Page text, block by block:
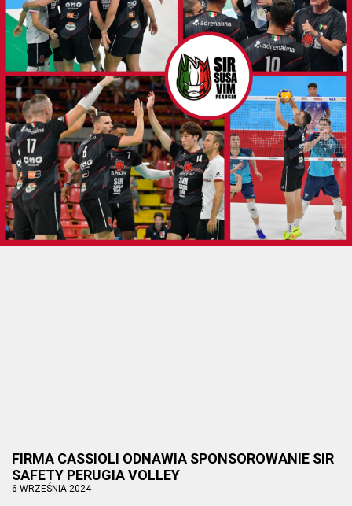
FIRMA CASSIOLI ODNAWIA SPONSOROWANIE SIR
SAFETY PERUGIA VOLLEY
6 WRZEŚNIA 2024